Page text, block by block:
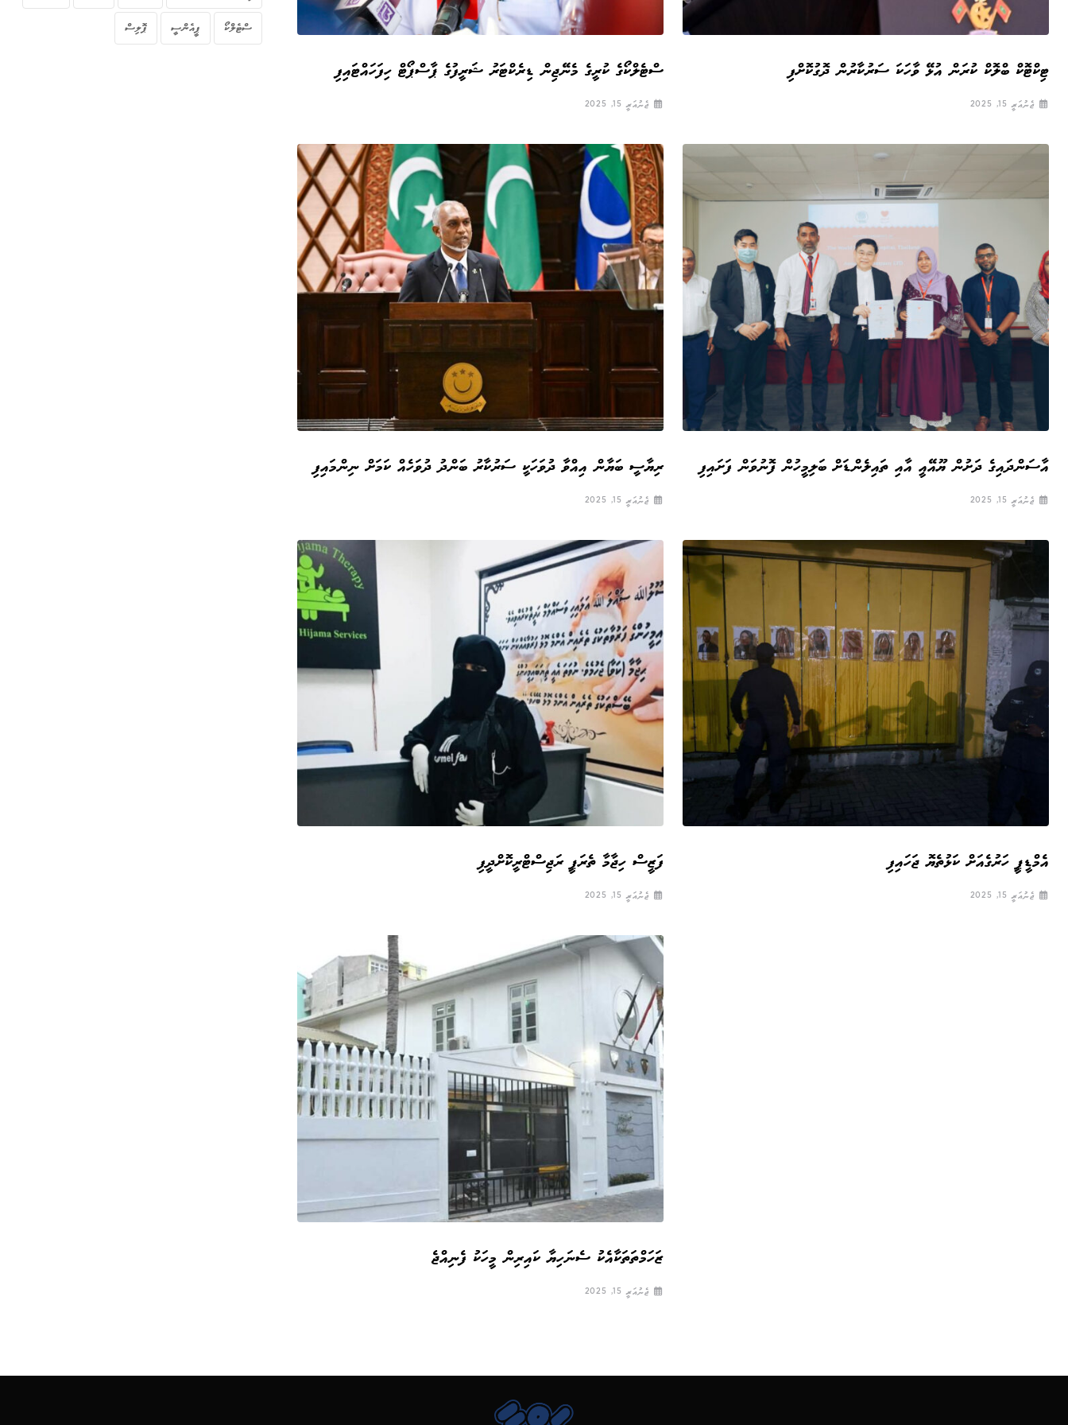
ސްޓެލްކޯގެ ކުރީގެ މެނޭޖިން ޑިރެކްޓަރު ޝަރީފުގެ ޕާސްޕޯޓް ހިފަހައްޓައިފި
ޖެނުއަރީ 15, 2025
ޓިކްޓޮކް ބްލޮކް ކުރަން އުޅޭ ވާހަކަ ސަރުކާރުން ދޮގުކޮށްފި
ޖެނުއަރީ 15, 2025
ރިޔާސީ ބަޔާން އިއްވާ ދުވަހަކީ ސަރުކާރު ބަންދު ދުވަހެއް ކަމަށް ނިންމައިފި
ޖެނުއަރީ 15, 2025
އާސަންދައިގެ ދަށުން ޔޫއޭއީ އާއި ތައިލެންޑަށް ބަލިމީހުން ފޮނުވަން ފަށައިފި
ޖެނުއަރީ 15, 2025
ފަޒީސް ހިޖާމާ ތެރަޕީ ރަޖިސްޓްރީކޮށްދީފި
ޖެނުއަރީ 15, 2025
އެމްޑީޕީ ހަރުގެއަށް ކަޅުތެޔޮ ޖަހައިފި
ޖެނުއަރީ 15, 2025
ޒަހަމްތަތަކާއެކު ސެނަހިޔާ ކައިރިން މީހަކު ފެނިއްޖެ
ޖެނުއަރީ 15, 2025
ސްޓެލްކޯ ޕީއެންސީ ޕޮލިސް